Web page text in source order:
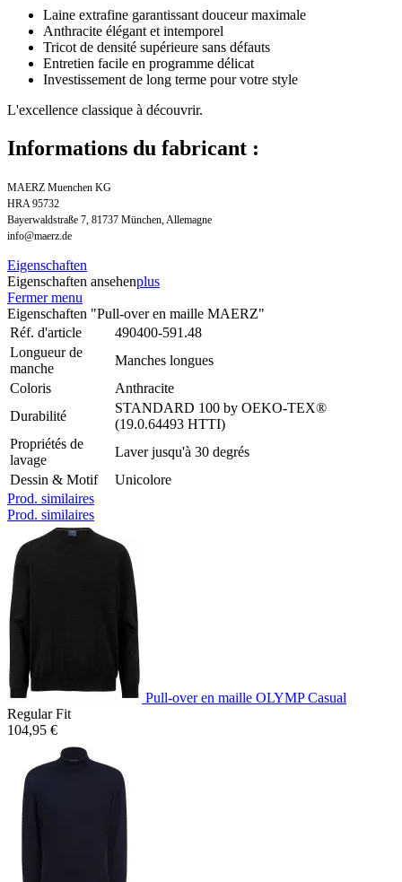
Laine extrafine garantissant douceur maximale
Anthracite élégant et intemporel
Tricot de densité supérieure sans défauts
Entretien facile en programme délicat
Investissement de long terme pour votre style
L'excellence classique à découvrir.
Informations du fabricant :
MAERZ Muenchen KG
HRA 95732
Bayerwaldstraße 7, 81737 München, Allemagne
info@maerz.de
Eigenschaften
Eigenschaften ansehenplus
Fermer menu
Eigenschaften "Pull-over en maille MAERZ"
Réf. d'article
490400-591.48
Longueur de
manche
Manches longues
Coloris
Anthracite
Durabilité
STANDARD 100 by OEKO-TEX®
(19.0.64493 HTTI)
Propriétés de
lavage
Laver jusqu'à 30 degrés
Dessin & Motif
Unicolore
Prod. similaires
Prod. similaires
Pull-over en maille OLYMP Casual
Regular Fit
104,95 €